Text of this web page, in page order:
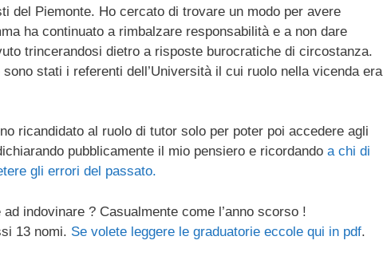
del Piemonte. Ho cercato di trovare un modo per avere
ha continuato a rimbalzare responsabilità e a non dare
trincerandosi dietro a risposte burocratiche di circostanza.
stati i referenti dell’Università il cui ruolo nella vicenda era
ricandidato al ruolo di tutor solo per poter poi accedere agli
pubblicamente il mio pensiero e ricordando a chi di
gli errori del passato.
indovinare ? Casualmente come l’anno scorso !
13 nomi. Se volete leggere le graduatorie eccole qui in pdf.